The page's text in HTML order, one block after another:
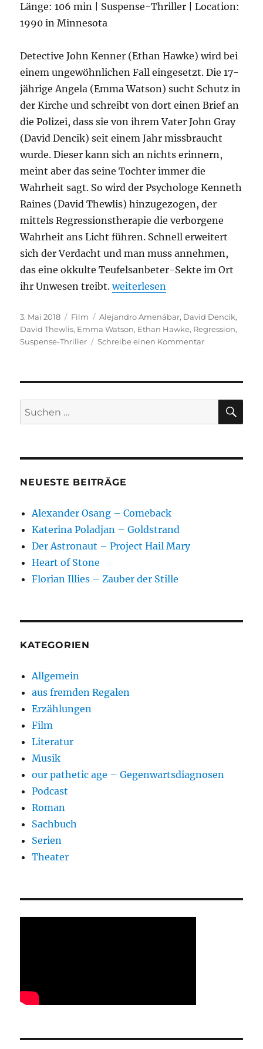
Länge: 106 min | Suspense-Thriller | Location:
1990 in Minnesota
Detective John Kenner (Ethan Hawke) wird bei
einem ungewöhnlichen Fall eingesetzt. Die 17-
jährige Angela (Emma Watson) sucht Schutz in
der Kirche und schreibt von dort einen Brief an
die Polizei, dass sie von ihrem Vater John Gray
(David Dencik) seit einem Jahr missbraucht
wurde. Dieser kann sich an nichts erinnern,
meint aber das seine Tochter immer die
Wahrheit sagt. So wird der Psychologe Kenneth
Raines (David Thewlis) hinzugezogen, der
mittels Regressionstherapie die verborgene
Wahrheit ans Licht führen. Schnell erweitert
sich der Verdacht und man muss annehmen,
das eine okkulte Teufelsanbeter-Sekte im Ort
ihr Unwesen treibt.„Regression“
weiterlesen
Veröffentlicht
am
3. Mai 2018 Kategorien
Film Schlagwörter
Alejandro Amenábar, David Dencik,
David Thewlis, Emma Watson, Ethan Hawke, Regression,
Suspense-Thriller
Schreibe einen Kommentarzu
Suchen
nach:
NEUESTE BEITRÄGE
Alexander Osang – Comeback
Katerina Poladjan – Goldstrand
Der Astronaut – Project Hail Mary
Heart of Stone
Florian Illies – Zauber der Stille
KATEGORIEN
Allgemein
aus fremden Regalen
Erzählungen
Film
Literatur
Musik
our pathetic age – Gegenwartsdiagnosen
Podcast
Roman
Sachbuch
Serien
Theater